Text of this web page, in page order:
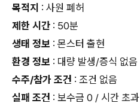
목적지 : 사원 폐허
제한 시간 : 50분
생태 정보 : 몬스터 출현
환경 정보 : 대량 발생/증식 없음
수주/참가 조건 : 조건 없음
실패 조건 : 보수금 0 / 시간 초과